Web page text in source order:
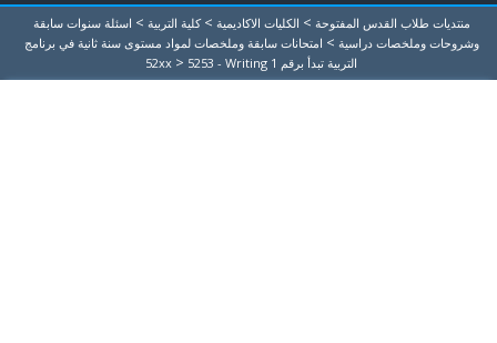
منتديات طلاب القدس المفتوحة > الكليات الاكاديمية > كلية التربية > اسئلة سنوات سابقة
وشروحات وملخصات دراسية > امتحانات سابقة وملخصات لمواد مستوى سنة ثانية في برنامج
التربية تبدأ برقم 52xx
> 5253 - Writing 1